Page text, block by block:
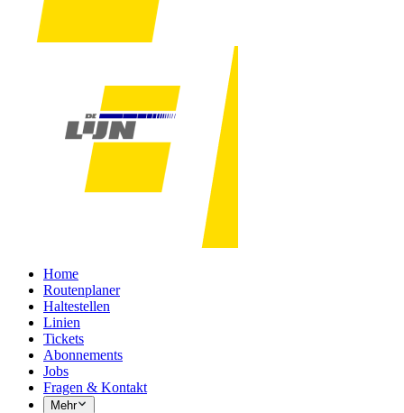
Home
Routenplaner
Haltestellen
Linien
Tickets
Abonnements
Jobs
Fragen & Kontakt
Mehr